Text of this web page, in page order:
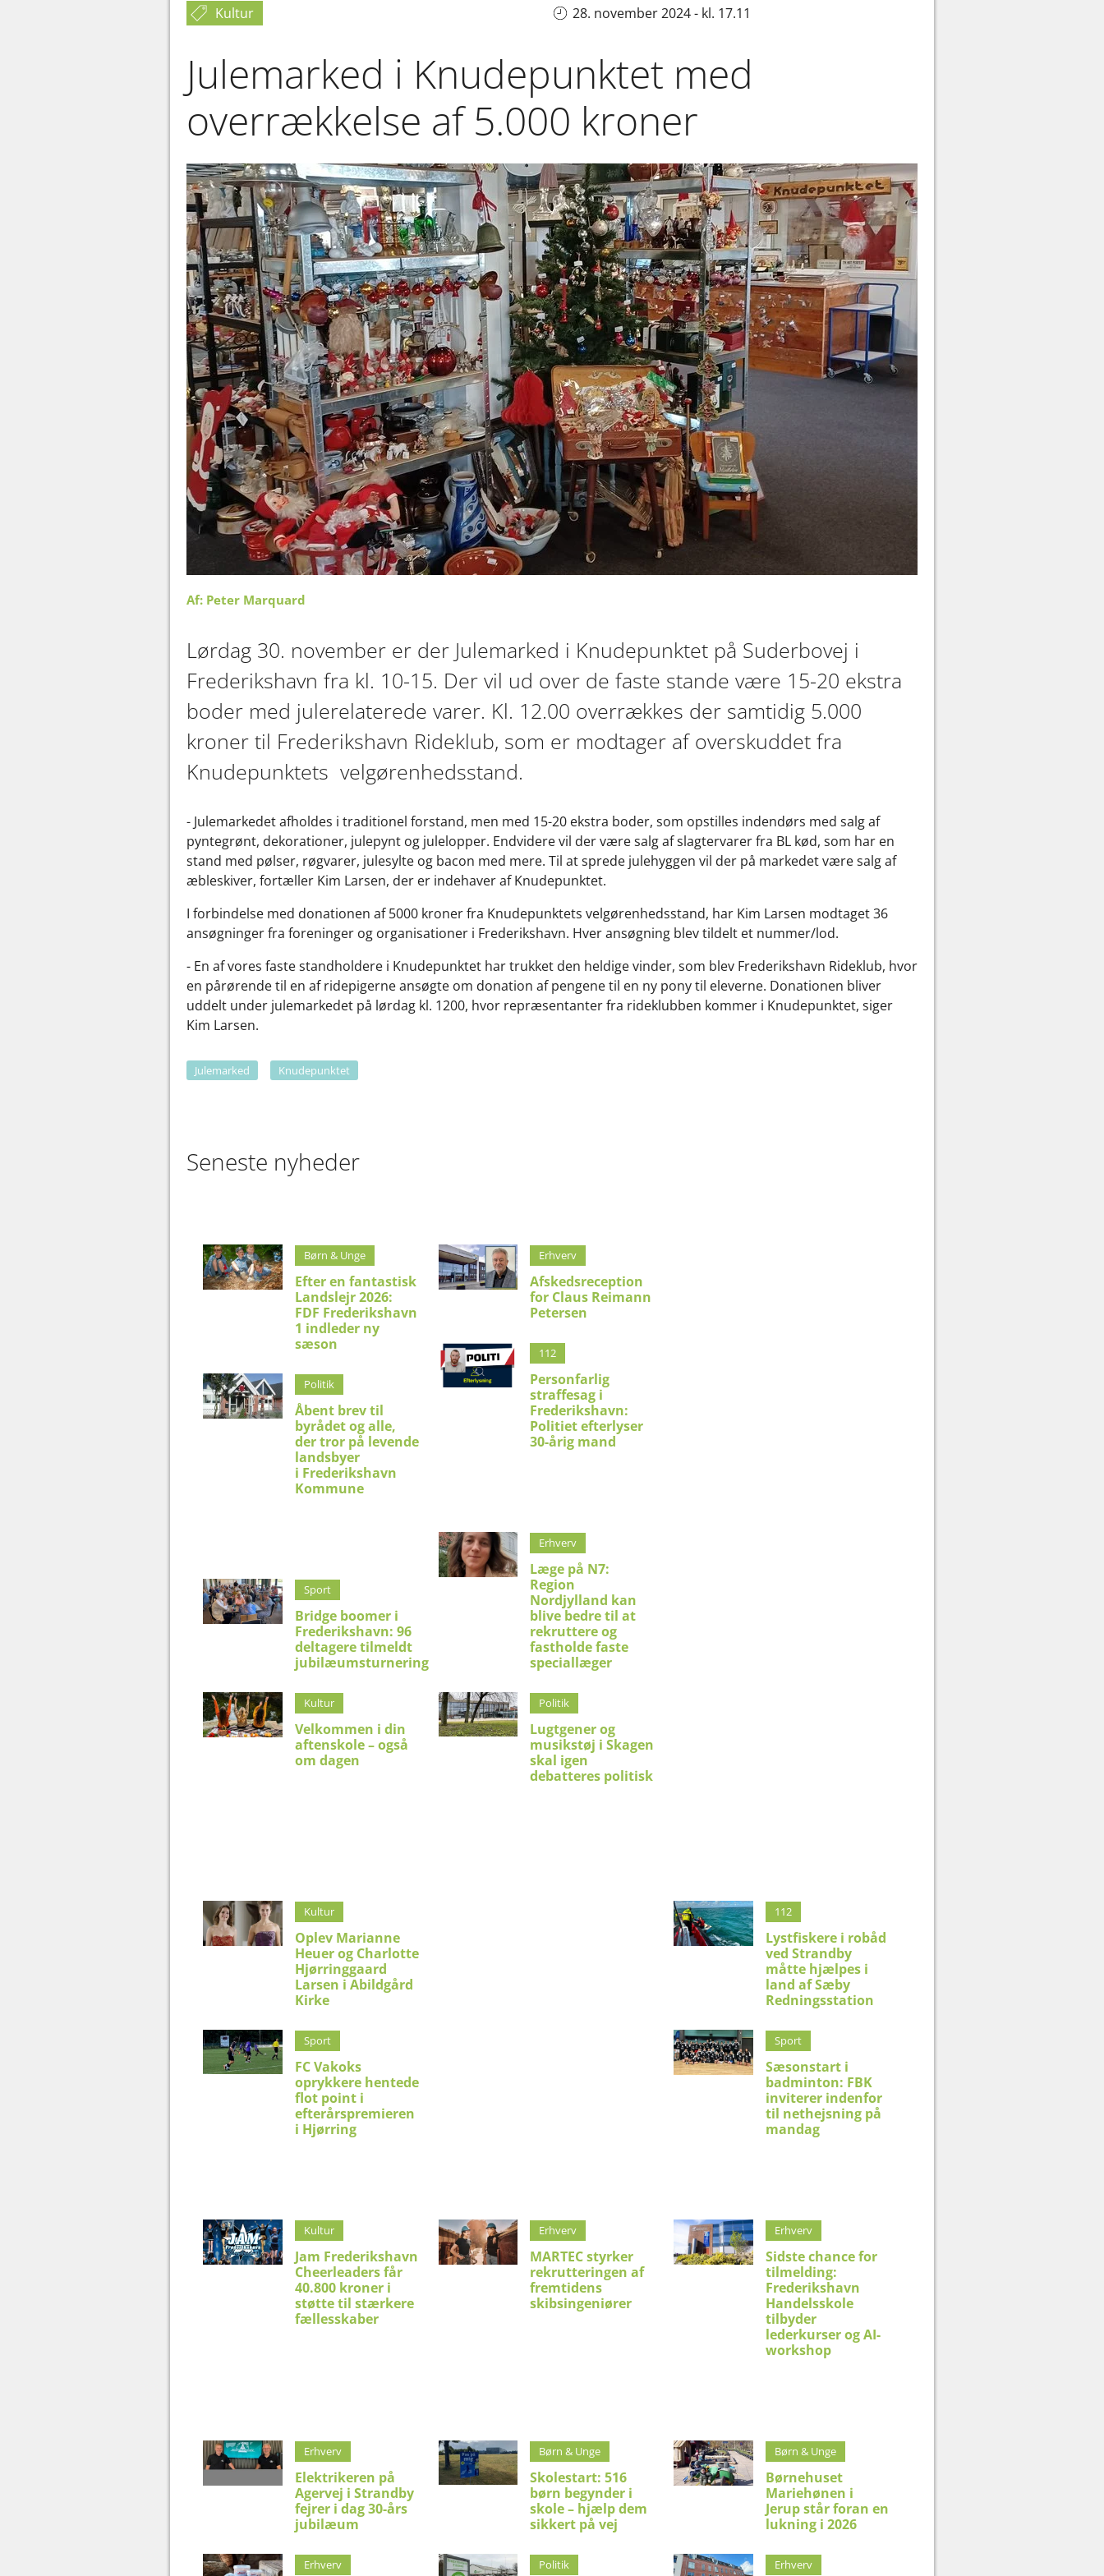
Kultur 28. november 2024 - kl. 17.11
Julemarked i Knudepunktet med
overrækkelse af 5.000 kroner
Af: Peter Marquard
Lørdag 30. november er der Julemarked i Knudepunktet på Suderbovej i
Frederikshavn fra kl. 10-15. Der vil ud over de faste stande være 15-20 ekstra
boder med julerelaterede varer. Kl. 12.00 overrækkes der samtidig 5.000
kroner til Frederikshavn Rideklub, som er modtager af overskuddet fra
Knudepunktets velgørenhedsstand.
- Julemarkedet afholdes i traditionel forstand, men med 15-20 ekstra boder, som opstilles indendørs med salg af
pyntegrønt, dekorationer, julepynt og julelopper. Endvidere vil der være salg af slagtervarer fra BL kød, som har en
stand med pølser, røgvarer, julesylte og bacon med mere. Til at sprede julehyggen vil der på markedet være salg af
æbleskiver, fortæller Kim Larsen, der er indehaver af Knudepunktet.
I forbindelse med donationen af 5000 kroner fra Knudepunktets velgørenhedsstand, har Kim Larsen modtaget 36
ansøgninger fra foreninger og organisationer i Frederikshavn. Hver ansøgning blev tildelt et nummer/lod.
- En af vores faste standholdere i Knudepunktet har trukket den heldige vinder, som blev Frederikshavn Rideklub, hvor
en pårørende til en af ridepigerne ansøgte om donation af pengene til en ny pony til eleverne. Donationen bliver
uddelt under julemarkedet på lørdag kl. 1200, hvor repræsentanter fra rideklubben kommer i Knudepunktet, siger
Kim Larsen.
Julemarked Knudepunktet
Seneste nyheder
Børn & Unge
Efter en fantastisk
Landslejr 2026:
FDF Frederikshavn
1 indleder ny
sæson
Politik
Åbent brev til
byrådet og alle,
der tror på levende
landsbyer
i Frederikshavn
Kommune
Sport
Bridge boomer i
Frederikshavn: 96
deltagere tilmeldt
jubilæumsturnering
Kultur
Velkommen i din
aftenskole – også
om dagen
Erhverv
Afskedsreception
for Claus Reimann
Petersen
112
Personfarlig
straffesag i
Frederikshavn:
Politiet efterlyser
30-årig mand
Erhverv
Læge på N7:
Region
Nordjylland kan
blive bedre til at
rekruttere og
fastholde faste
speciallæger
Politik
Lugtgener og
musikstøj i Skagen
skal igen
debatteres politisk
Kultur
Oplev Marianne
Heuer og Charlotte
Hjørringgaard
Larsen i Abildgård
Kirke
Sport
FC Vakoks
oprykkere hentede
flot point i
efterårspremieren
i Hjørring
112
Lystfiskere i robåd
ved Strandby
måtte hjælpes i
land af Sæby
Redningsstation
Sport
Sæsonstart i
badminton: FBK
inviterer indenfor
til nethejsning på
mandag
Kultur
Jam Frederikshavn
Cheerleaders får
40.800 kroner i
støtte til stærkere
fællesskaber
Erhverv
MARTEC styrker
rekrutteringen af
fremtidens
skibsingeniører
Erhverv
Sidste chance for
tilmelding:
Frederikshavn
Handelsskole
tilbyder
lederkurser og AI-
workshop
Erhverv
Elektrikeren på
Agervej i Strandby
fejrer i dag 30-års
jubilæum
Erhverv
Børn & Unge
Skolestart: 516
børn begynder i
skole – hjælp dem
sikkert på vej
Politik
Børn & Unge
Børnehuset
Mariehønen i
Jerup står foran en
lukning i 2026
Erhverv